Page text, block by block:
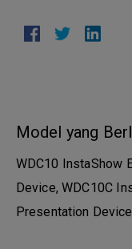
Model yang
WDC10 InstaShow
Device, WDC10C
Presentation Device